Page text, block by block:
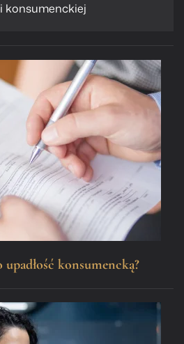
konsumenckiej
konsumencką?